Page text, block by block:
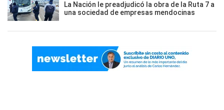
La Nación le preadjudicó la obra de la Ruta 7 a
una sociedad de empresas mendocinas